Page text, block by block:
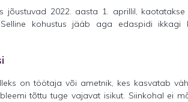
jõustuvad 2022. aasta 1. aprillil,
kohustus jääb aga edaspidi ikkagi
on töötaja või ametnik, kes kasvatab
tõttu tuge vajavat isikut. Siinkohal ei